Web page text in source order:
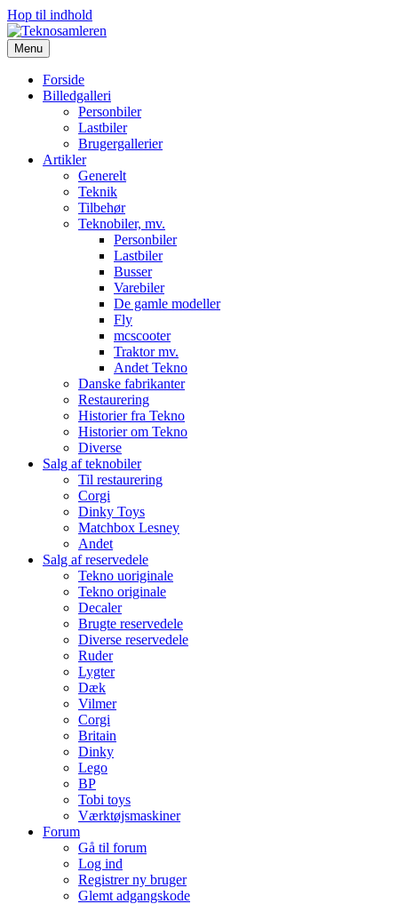
Hop til indhold
Menu
Forside
Billedgalleri
Personbiler
Lastbiler
Brugergallerier
Artikler
Generelt
Teknik
Tilbehør
Teknobiler, mv.
Personbiler
Lastbiler
Busser
Varebiler
De gamle modeller
Fly
mcscooter
Traktor mv.
Andet Tekno
Danske fabrikanter
Restaurering
Historier fra Tekno
Historier om Tekno
Diverse
Salg af teknobiler
Til restaurering
Corgi
Dinky Toys
Matchbox Lesney
Andet
Salg af reservedele
Tekno uoriginale
Tekno originale
Decaler
Brugte reservedele
Diverse reservedele
Ruder
Lygter
Dæk
Vilmer
Corgi
Britain
Dinky
Lego
BP
Tobi toys
Værktøjsmaskiner
Forum
Gå til forum
Log ind
Registrer ny bruger
Glemt adgangskode